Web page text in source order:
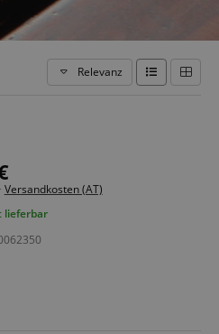
Relevanz
Versandkosten (AT)
lieferbar